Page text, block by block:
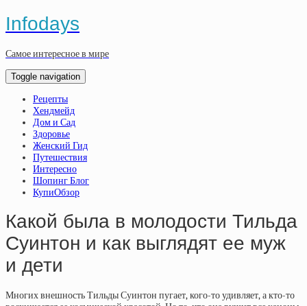
Infodays
Самое интересное в мире
Toggle navigation
Рецепты
Хендмейд
Дом и Сад
Здоровье
Женский Гид
Путешествия
Интересно
Шопинг Блог
КупиОбзор
Какой была в молодости Тильда
Суинтон и как выглядят ее муж
и дети
Многих внешность Тильды Суинтон пугает, кого-то удивляет, а кто-то